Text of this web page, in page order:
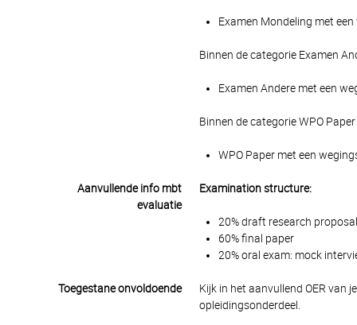
Examen Mondeling met
Binnen de categorie Examen
Examen Andere met een
Binnen de categorie WPO
WPO Paper met een
Aanvullende info mbt
evaluatie
Examination structure:
20% draft research proposal
60% final paper
20% oral exam: mock
Toegestane onvoldoende
Kijk in het aanvullend OER van
opleidingsonderdeel.